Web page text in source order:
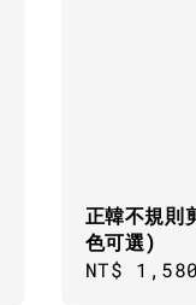
正韓不規則
色可選)
Regular
NT$ 1,580